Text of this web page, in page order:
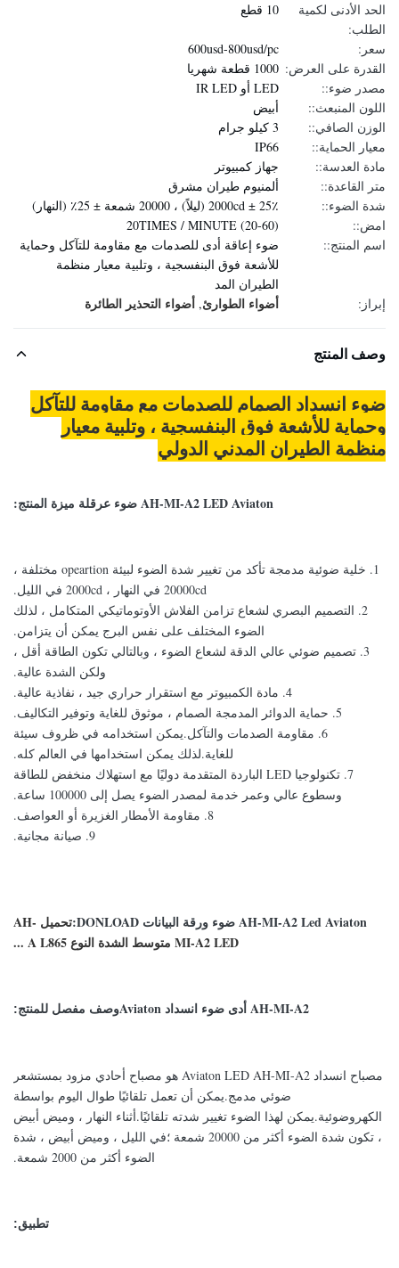
الحد الأدنى لكمية
الطلب:
10 قطع
سعر:
600usd-800usd/pc
القدرة على العرض: 1000 قطعة شهريا
مصدر ضوء::
LED أو IR LED
اللون المنبعث::
أبيض
الوزن الصافي::
3 كيلو جرام
معيار الحماية::
IP66
مادة العدسة::
جهاز كمبيوتر
متر القاعدة::
ألمنيوم طيران مشرق
شدة الضوء::
2000cd ± 25٪ (ليلاً) ، 20000 شمعة ± 25٪ (النهار)
امض::
20TIMES / MINUTE (20-60)
اسم المنتج::
ضوء إعاقة أدى للصدمات مع مقاومة للتآكل وحماية
للأشعة فوق البنفسجية ، وتلبية معيار منظمة
الطيران المد
إبراز:
أضواء الطوارئ, أضواء التحذير الطائرة
وصف المنتج
ضوء انسداد الصمام للصدمات مع مقاومة للتآكل
وحماية للأشعة فوق البنفسجية ، وتلبية معيار
منظمة الطيران المدني الدولي
AH-MI-A2 LED Aviaton ضوء عرقلة ميزة المنتج:
1. خلية ضوئية مدمجة تأكد من تغيير شدة الضوء لبيئة opeartion مختلفة ،
20000cd في النهار ، 2000cd في الليل.
2. التصميم البصري لشعاع تزامن الفلاش الأوتوماتيكي المتكامل ، لذلك
الضوء المختلف على نفس البرج يمكن أن يتزامن.
3. تصميم ضوئي عالي الدقة لشعاع الضوء ، وبالتالي تكون الطاقة أقل ،
ولكن الشدة عالية.
4. مادة الكمبيوتر مع استقرار حراري جيد ، نفاذية عالية.
5. حماية الدوائر المدمجة الصمام ، موثوق للغاية وتوفير التكاليف.
6. مقاومة الصدمات والتآكل.يمكن استخدامه في ظروف سيئة
للغاية.لذلك يمكن استخدامها في العالم كله.
7. تكنولوجيا LED الباردة المتقدمة دوليًا مع استهلاك منخفض للطاقة
وسطوع عالي وعمر خدمة لمصدر الضوء يصل إلى 100000 ساعة.
8. مقاومة الأمطار الغزيرة أو العواصف.
9. صيانة مجانية.
AH-MI-A2 Led Aviaton ضوء ورقة البيانات DONLOAD:
تحميل AH-
MI-A2 LED متوسط ​​الشدة النوع A L865 ...
AH-MI-A2 أدى ضوء انسداد Aviaton وصف مفصل للمنتج:
مصباح انسداد Aviaton LED AH-MI-A2 هو مصباح أحادي مزود بمستشعر
ضوئي مدمج.يمكن أن تعمل تلقائيًا طوال اليوم بواسطة
الكهروضوئية.يمكن لهذا الضوء تغيير شدته تلقائيًا.أثناء النهار ، وميض أبيض
، تكون شدة الضوء أكثر من 20000 شمعة ؛في الليل ، وميض أبيض ، شدة
الضوء أكثر من 2000 شمعة.
تطبيق: